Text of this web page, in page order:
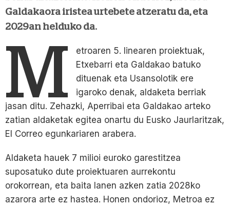
Galdakaora iristea urtebete atzeratu da, eta
2029an helduko da.
M
etroaren 5. linearen proiektuak,
Etxebarri eta Galdakao batuko
dituenak eta Usansolotik ere
igaroko denak, aldaketa berriak
jasan ditu. Zehazki, Aperribai eta Galdakao arteko
zatian aldaketak egitea onartu du Eusko Jaurlaritzak,
El Correo egunkariaren arabera.
Aldaketa hauek 7 milioi euroko garestitzea
suposatuko dute proiektuaren aurrekontu
orokorrean, eta baita lanen azken zatia 2028ko
azarora arte ez hastea. Honen ondorioz, Metroa ez